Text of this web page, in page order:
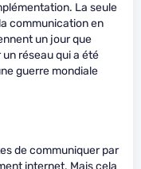
La seule
communication en
un jour que
réseau qui a été
guerre mondiale
de communiquer par